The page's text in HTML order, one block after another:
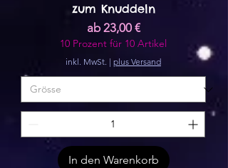
zum Knuddeln
ab23,00 €
Sale-Preis
10 Prozent für 10 Artikel
inkl. MwSt. | plus Versand
In den Warenkorb